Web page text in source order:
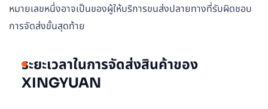
หมายเลขหนึ่งอาจเป็นของผู้ให้บริการขนส่งปลายทางที่รับผิดชอบ
การจัดส่งขั้นสุดท้าย
ระยะเวลาในการจัดส่งสินค้าของ
XINGYUAN